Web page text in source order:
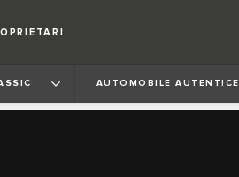
AUTOMOBILE AUTENTICE